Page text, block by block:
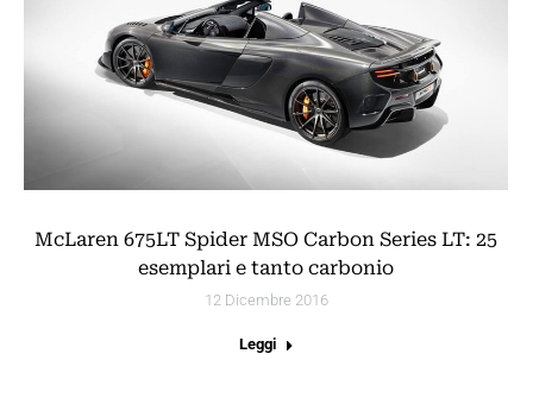
McLaren 675LT Spider MSO Carbon Series LT: 25
esemplari e tanto carbonio
12 Dicembre 2016
Leggi